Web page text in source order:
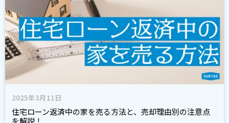
2025年3月11日
住宅ローン返済中の家を売る方法と、売却理由別の注意点
を解説！